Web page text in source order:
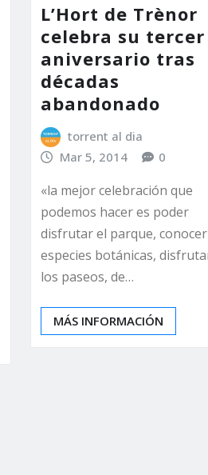
L’Hort de Trènor
celebra su tercer
aniversario tras
décadas
abandonado
torrent al dia
Mar 5, 2014
0
«la mejor celebración que
podemos hacer es poder
disfrutar el parque,
especies botánicas,
los paseos, de…
MÁS INFORMACIÓN